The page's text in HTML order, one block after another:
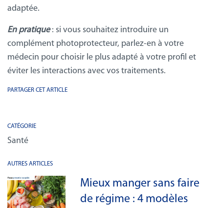
adaptée.
En pratique: si vous souhaitez introduire un
complément photoprotecteur, parlez-en à votre
médecin pour choisir le plus adapté à votre profil et
éviter les interactions avec vos traitements.
PARTAGER CET ARTICLE
CATÉGORIE
Santé
AUTRES ARTICLES
Mieux manger sans faire
de régime : 4 modèles